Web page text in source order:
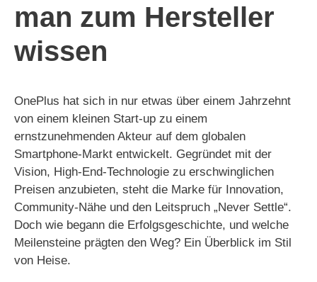
man zum Hersteller
wissen
OnePlus hat sich in nur etwas über einem Jahrzehnt
von einem kleinen Start-up zu einem
ernstzunehmenden Akteur auf dem globalen
Smartphone-Markt entwickelt. Gegründet mit der
Vision, High-End-Technologie zu erschwinglichen
Preisen anzubieten, steht die Marke für Innovation,
Community-Nähe und den Leitspruch „Never Settle“.
Doch wie begann die Erfolgsgeschichte, und welche
Meilensteine prägten den Weg? Ein Überblick im Stil
von Heise.